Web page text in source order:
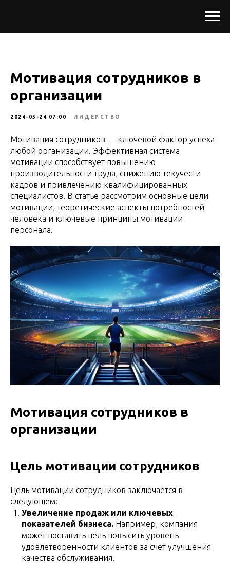
Мотивация сотрудников в
организации
2024-05-24 07:00 ЛИДЕРСТВО
Мотивация сотрудников — ключевой фактор успеха
любой организации. Эффективная система
мотивации способствует повышению
производительности труда, снижению текучести
кадров и привлечению квалифицированных
специалистов. В статье рассмотрим основные цели
мотивации, теоретические аспекты потребностей
человека и ключевые принципы мотивации
персонала.
Мотивация сотрудников в
организации
Цель мотивации сотрудников
Цель мотивации сотрудников заключается в
следующем:
Увеличение продаж или ключевых
показателей бизнеса. Например, компания
может поставить цель повысить уровень
удовлетворенности клиентов за счет улучшения
качества обслуживания.